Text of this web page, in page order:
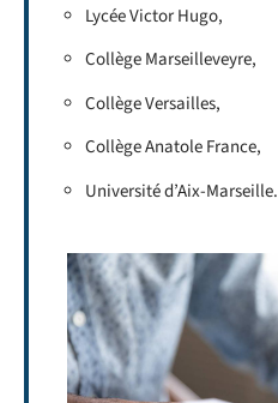
Lycée Victor Hugo,
Collège Marseilleveyre,
Collège Versailles,
Collège Anatole France,
Université d’Aix-Marseille.